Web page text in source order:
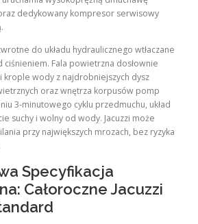
dedykowany kompresor serwisowy
do układu hydraulicznego wtłaczane
Fala powietrzna dosłownie
krople wody z najdrobniejszych dysz
oraz wnętrza korpusów pomp
3-minutowego cyklu przedmuchu, układ
suchy i wolny od wody. Jacuzzi może
przy największych mrozach, bez ryzyka
Specyfikacja
Całoroczne Jacuzzi